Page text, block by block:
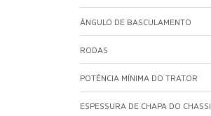
ÂNGULO DE BASCULAMENTO
RODAS
POTÊNCIA MÍNIMA DO TRATOR
ESPESSURA DE CHAPA DO CHASSI